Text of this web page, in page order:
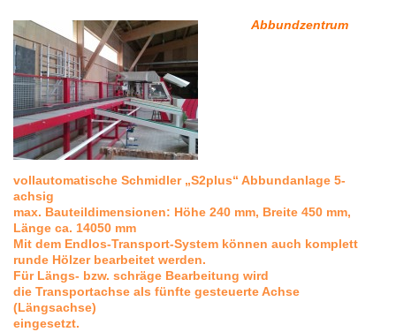
Abbundzentrum
vollautomatische Schmidler „S2plus“ Abbundanlage 5-
achsig
max. Bauteildimensionen: Höhe 240 mm, Breite 450 mm,
Länge ca. 14050 mm
Mit dem Endlos-Transport-System können auch komplett
runde Hölzer bearbeitet werden.
Für Längs- bzw. schräge Bearbeitung wird
die Transportachse als fünfte gesteuerte Achse
(Längsachse)
eingesetzt.